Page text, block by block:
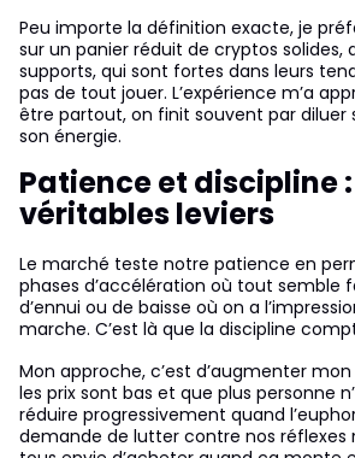
Peu importe la définition exacte, je
sur un panier réduit de cryptos solides,
supports, qui sont fortes dans leurs
pas de tout jouer. L’expérience m’a
être partout, on finit souvent par
son énergie.
Patience et discipline
véritables leviers
Le marché teste notre patience en
phases d’accélération où tout semble
d’ennui ou de baisse où on a
marche. C’est là que la discipline
Mon approche, c’est d’augmenter
les prix sont bas et que plus personne
réduire progressivement quand
demande de lutter contre nos réflexes